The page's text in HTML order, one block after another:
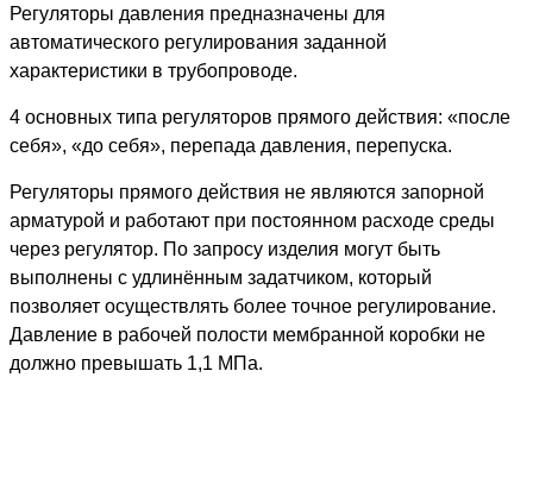
Регуляторы давления предназначены для
автоматического регулирования заданной
характеристики в трубопроводе.
4 основных типа регуляторов прямого действия: «после
себя», «до себя», перепада давления, перепуска.
Регуляторы прямого действия не являются запорной
арматурой и работают при постоянном расходе среды
через регулятор. По запросу изделия могут быть
выполнены с удлинённым задатчиком, который
позволяет осуществлять более точное регулирование.
Давление в рабочей полости мембранной коробки не
должно превышать 1,1 МПа.